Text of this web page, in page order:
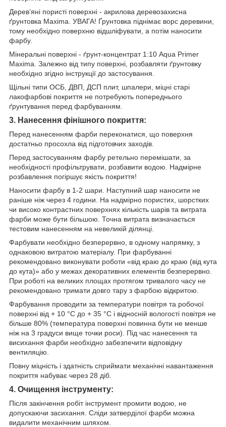
Дерев’яні пористі поверхні - акрилова деревозахисна
ґрунтовка Maxima. УВАГА! Ґрунтовка піднімає ворс деревини,
тому необхідно поверхню відшліфувати, а потім наносити
фарбу.
Мінеральні поверхні - ґрунт-концентрат 1:10 Aqua Primer
Maxima. Залежно від типу поверхні, розбавляти ґрунтовку
необхідно згідно інструкції до застосування.
Щільні типи ОСБ, ДВП, ДСП плит, шпалери, міцні старі
лакофарбові покриття не потребують попереднього
ґрунтування перед фарбуванням.
3. Нанесення фінішного покриття:
Перед нанесенням фарби переконатися, що поверхня
достатньо просохла від підготовчих заходів.
Перед застосуванням фарбу ретельно перемішати, за
необхідності профільтрувати, розбавити водою. Надмірне
розбавлення погіршує якість покриття!
Наносити фарбу в 1-2 шари. Наступний шар наносити не
раніше ніж через 4 години. На надмірно пористих, шорстких
чи високо контрастних поверхнях кількість шарів та витрата
фарби може бути більшою. Точна витрата визначається
тестовим нанесенням на невеликій ділянці.
Фарбувати необхідно безперервно, в одному напрямку, з
однаковою витратою матеріалу. При фарбуванні
рекомендовано виконувати роботи «від краю до краю (від кута
до кута)» або у межах декоративних елементів безперервно.
При роботі на великих площах протягом тривалого часу не
рекомендовано тримати довго тару з фарбою відкритою.
Фарбування проводити за температури повітря та робочої
поверхні від + 10 °С до + 35 °С і відносній вологості повітря не
більше 80% (температура поверхні повинна бути не менше
ніж на 3 градуси вище точки роси). Під час нанесення та
висихання фарби необхідно забезпечити відповідну
вентиляцію.
Повну міцність і здатність сприймати механічні навантаження
покриття набуває через 28 діб.
4. Очищення інструменту:
Після закінчення робіт інструмент промити водою, не
допускаючи засихання. Сліди затверділої фарби можна
видалити механічним шляхом.